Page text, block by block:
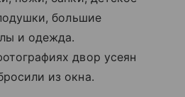
большие
и одежда.
двор усеян
из окна.